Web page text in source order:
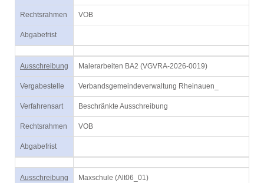
Rechtsrahmen VOB
Abgabefrist
Ausschreibung Malerarbeiten BA2 (VGVRA-2026-0019)
Vergabestelle Verbandsgemeindeverwaltung Rheinauen_
Verfahrensart Beschränkte Ausschreibung
Rechtsrahmen VOB
Abgabefrist
Ausschreibung Maxschule (Alt06_01)